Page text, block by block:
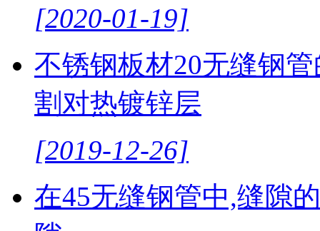
[2020-01-19]
不锈钢板材20无缝钢
割对热镀锌层
[2019-12-26]
在45无缝钢管中,缝隙